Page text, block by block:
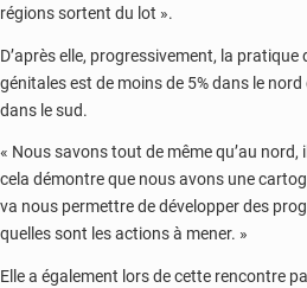
régions sortent du lot ».
D’après elle, progressivement, la
génitales est de moins de 5% dans le
dans le sud.
« Nous savons tout de même qu’au nord,
cela démontre que nous avons une
va nous permettre de développer des
quelles sont les actions à mener. »
Elle a également lors de cette rencontre